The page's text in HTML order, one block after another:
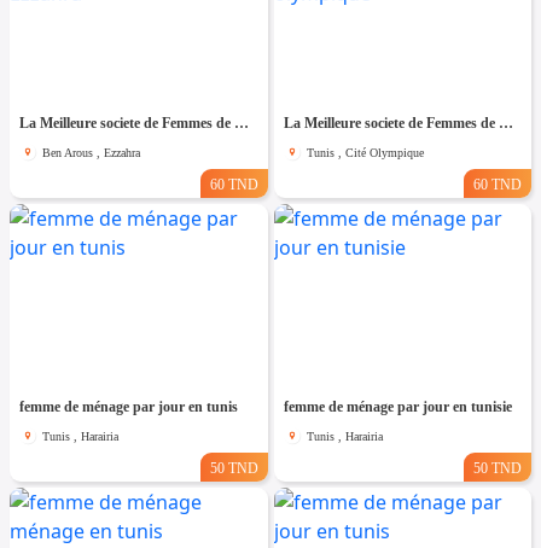
La Meilleure societe de Femmes de Ménage A Ezzahra
Ben Arous , Ezzahra
60 TND
La Meilleure societe de Femmes de Ménage A cité olympique
Tunis , Cité Olympique
60 TND
femme de ménage par jour en tunis
Tunis , Harairia
50 TND
femme de ménage par jour en tunisie
Tunis , Harairia
50 TND